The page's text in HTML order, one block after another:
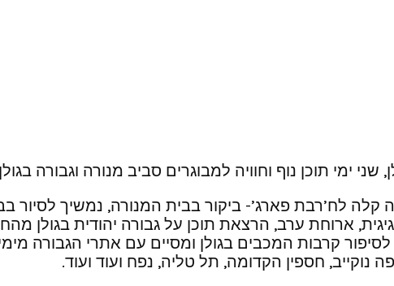
ימי תוכן נוף וחוויה למבוגרים סביב מנורה וגבורה
קלה לח’רבת פארג’- ביקור בבית המנורה, נמשיך
ארוחת ערב, הרצאת תוכן על גבורה יהודית בגולן
קרבות המכבים בגולן ומסיים עם אתרי הגבורה
נוקייב, חספין הקדומה, תל טליה, נפח ועוד ועוד.